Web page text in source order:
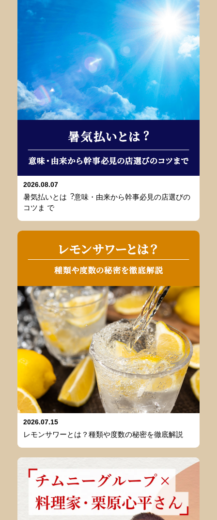
2026.08.07
暑気払いとは︖意味・由来から幹事必⾒の店選びの
コツま で
2026.07.15
レモンサワーとは？種類や度数の秘密を徹底解説